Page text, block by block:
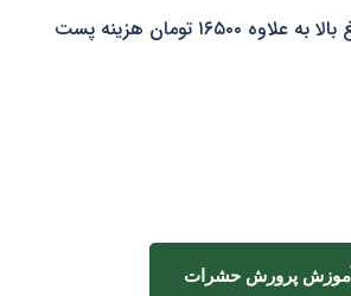
داخل ظرف پلاستیکی + کارتن بسته بندی و حمل و نقل؛ مبلغ بالا به علاوه ۱۶۵۰۰ تومان هزینه پست